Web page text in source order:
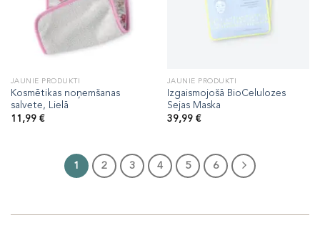
JAUNIE PRODUKTI
Kosmētikas noņemšanas
salvete, Lielā
11,99 €
JAUNIE PRODUKTI
Izgaismojošā BioCelulozes
Sejas Maska
39,99 €
1 2 3 4 5 6